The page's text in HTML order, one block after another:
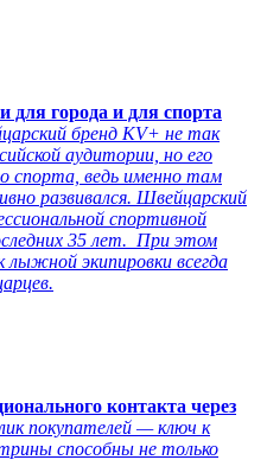
для города и для спорта
бренд KV+ не так
аудитории, но его
спорта, ведь именно там
развивался. Швейцарский
спортивной
35 лет. При этом
экипировки всегда
контакта через
покупателей — ключ к
способны не только